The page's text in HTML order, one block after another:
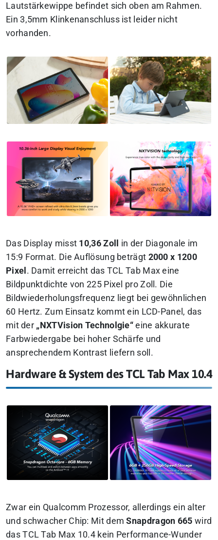
Lautstärkewippe befindet sich oben am Rahmen.
Ein 3,5mm Klinkenanschluss ist leider nicht
vorhanden.
Das Display misst 10,36 Zoll
in der Diagonale im
15:9 Format. Die Auflösung beträgt 2000 x 1200
Pixel . Damit erreicht das TCL Tab Max eine
Bildpunktdichte von 225 Pixel pro Zoll. Die
Bildwiederholungsfrequenz liegt bei gewöhnlichen
60 Hertz. Zum Einsatz kommt ein LCD-Panel, das
mit der „NXTVision Technolgie“ eine akkurate
Farbwiedergabe bei hoher Schärfe und
ansprechendem Kontrast liefern soll.
Hardware & System des TCL Tab Max 10.4
Zwar ein Qualcomm Prozessor, allerdings ein alter
und schwacher Chip: Mit demSnapdragon 665 wird
das TCL Tab Max 10.4 kein Performance-Wunder